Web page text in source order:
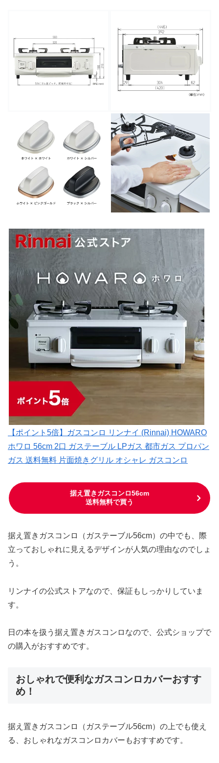
【ポイント5倍】ガスコンロ リンナイ (Rinnai) HOWARO
ホワロ 56cm 2口 ガステーブル LPガス 都市ガス プロパン
ガス 送料無料 片面焼きグリル オシャレ ガスコンロ
据え置きガスコンロ56cm
送料無料で買う
据え置きガスコンロ（ガステーブル56cm）の中でも、際
立っておしゃれに見えるデザインが人気の理由なのでしょ
う。
リンナイの公式ストアなので、保証もしっかりしていま
す。
日の本を扱う据え置きガスコンロなので、公式ショップで
の購入がおすすめです。
おしゃれで便利なガスコンロカバーおすす
め！
据え置きガスコンロ（ガステーブル56cm）の上でも使え
る、おしゃれなガスコンロカバーもおすすめです。